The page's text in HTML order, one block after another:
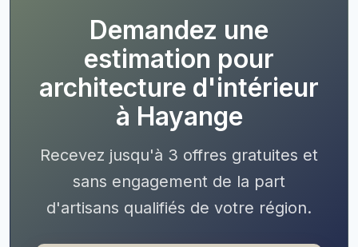
Demandez une
estimation pour
architecture d'intérieur
à Hayange
Recevez jusqu'à 3 offres gratuites et
sans engagement de la part
d'artisans qualifiés de votre région.